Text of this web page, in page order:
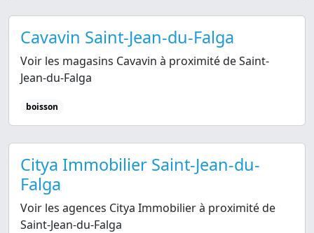
Cavavin Saint-Jean-du-Falga
Voir les magasins Cavavin à proximité de Saint-
Jean-du-Falga
boisson
Citya Immobilier Saint-Jean-du-
Falga
Voir les agences Citya Immobilier à proximité de
Saint-Jean-du-Falga